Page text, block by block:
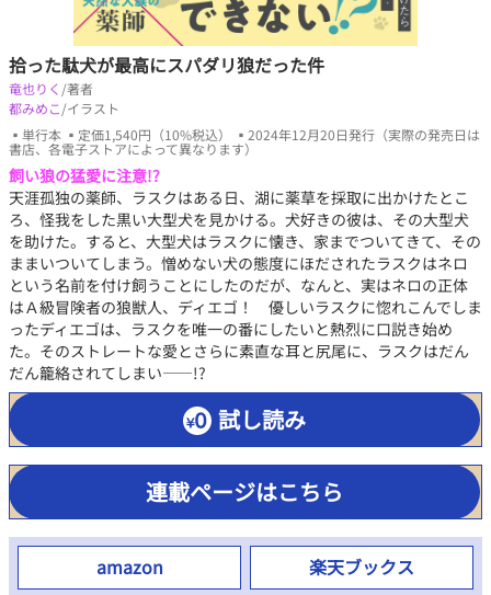
拾った駄犬が最高にスパダリ狼だった件
竜也りく /著者
都みめこ/イラスト
▪単行本 ▪定価1,540円（10%税込） ▪2024年12月20日発行（実際の発売日は
書店、各電子ストアによって異なります）
飼い狼の猛愛に注意!?
天涯孤独の薬師、ラスクはある日、湖に薬草を採取に出かけたとこ
ろ、怪我をした黒い大型犬を見かける。犬好きの彼は、その大型犬
を助けた。すると、大型犬はラスクに懐き、家までついてきて、その
ままいついてしまう。憎めない犬の態度にほだされたラスクはネロ
という名前を付け飼うことにしたのだが、なんと、実はネロの正体
はＡ級冒険者の狼獣人、ディエゴ！ 優しいラスクに惚れこんでしま
ったディエゴは、ラスクを唯一の番にしたいと熱烈に口説き始め
た。そのストレートな愛とさらに素直な耳と尻尾に、ラスクはだん
だん籠絡されてしまい――!?
試し読み
連載ページはこちら
amazon
楽天ブックス